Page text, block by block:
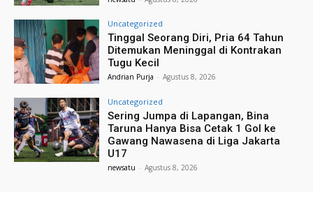
Uncategorized
Tinggal Seorang Diri, Pria 64 Tahun
Ditemukan Meninggal di Kontrakan
Tugu Kecil
Andrian Purja - Agustus 8, 2026
Uncategorized
Sering Jumpa di Lapangan, Bina
Taruna Hanya Bisa Cetak 1 Gol ke
Gawang Nawasena di Liga Jakarta
U17
newsatu - Agustus 8, 2026